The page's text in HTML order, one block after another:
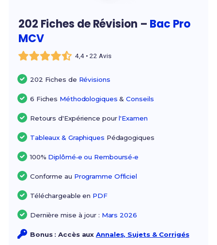
202 Fiches de Révision – Bac Pro
MCV
4,4 • 22 Avis
202 Fiches de Révisions
6 Fiches Méthodologiques &Conseils
Retours d'Expérience pourl'Examen
Tableaux & Graphiques Pédagogiques
100% Diplômé•e ou Remboursé•e
Conforme au Programme Officiel
Téléchargeable en PDF
Dernière mise à jour : Mars 2026
Bonus : Accès auxAnnales, Sujets & Corrigés